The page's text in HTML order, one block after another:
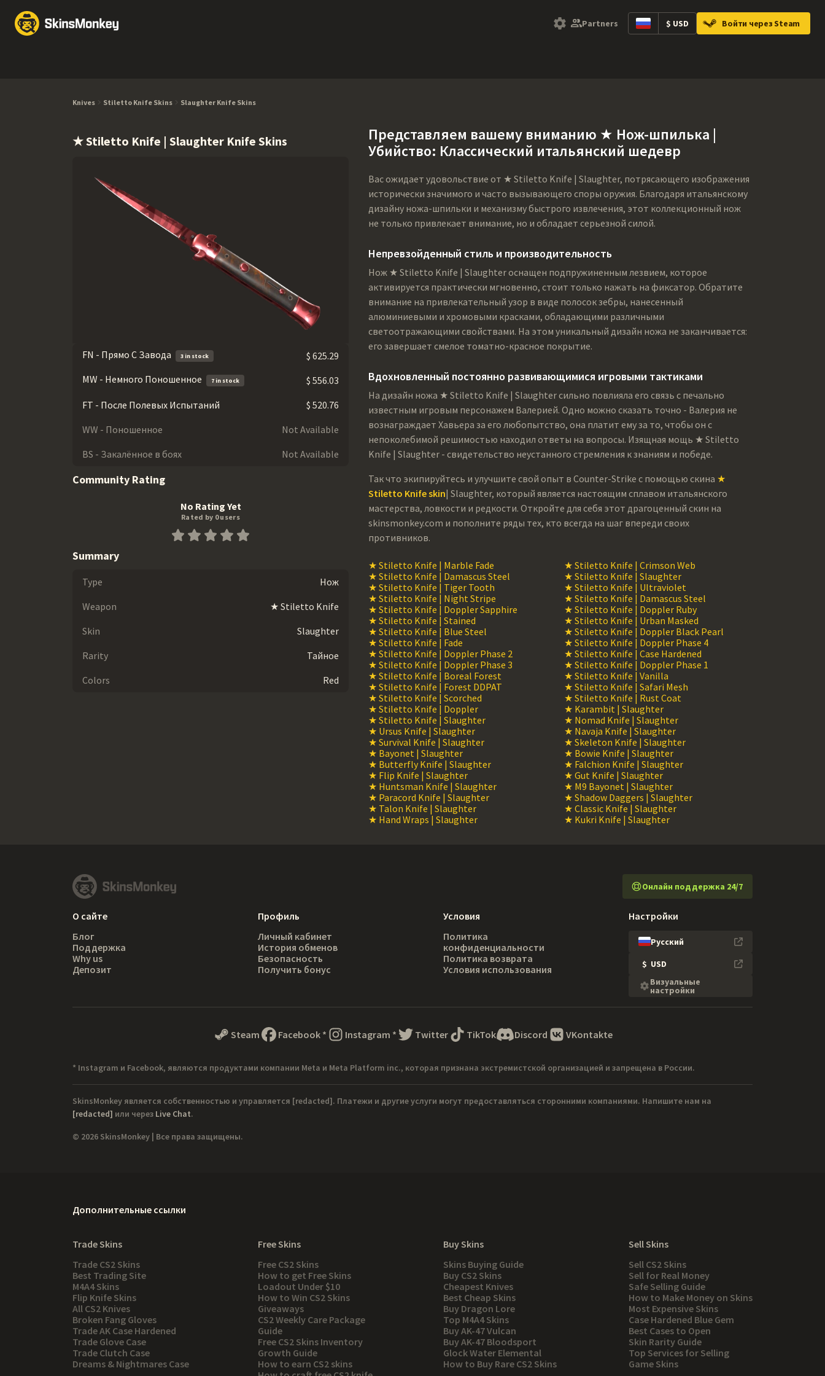
Partners $ USD Войти через Steam
Knives Stiletto Knife Skins Slaughter Knife Skins
★ Stiletto Knife | Slaughter Knife Skins
FN - Прямо С Завода 3 in stock
$ 625.29
MW - Немного Поношенное
7 in stock
$ 556.03
FT - После Полевых Испытаний
$ 520.76
WW - Поношенное
Not Available
BS - Закалённое в боях
Not Available
Community Rating
No Rating Yet
Rated by 0 users
Summary
Type
Нож
Weapon
★ Stiletto Knife
Skin
Slaughter
Rarity
Тайное
Colors
Red
Представляем вашему вниманию ★ Нож-шпилька |
Убийство: Классический итальянский шедевр
Вас ожидает удовольствие от ★ Stiletto Knife | Slaughter, потрясающего изображения
исторически значимого и часто вызывающего споры оружия. Благодаря итальянскому
дизайну ножа-шпильки и механизму быстрого извлечения, этот коллекционный нож
не только привлекает внимание, но и обладает серьезной силой.
Непревзойденный стиль и производительность
Нож ★ Stiletto Knife | Slaughter оснащен подпружиненным лезвием, которое
активируется практически мгновенно, стоит только нажать на фиксатор. Обратите
внимание на привлекательный узор в виде полосок зебры, нанесенный
алюминиевыми и хромовыми красками, обладающими различными
светоотражающими свойствами. На этом уникальный дизайн ножа не заканчивается:
его завершает смелое томатно-красное покрытие.
Вдохновленный постоянно развивающимися игровыми тактиками
На дизайн ножа ★ Stiletto Knife | Slaughter сильно повлияла его связь с печально
известным игровым персонажем Валерией. Одно можно сказать точно - Валерия не
вознаграждает Хавьера за его любопытство, она платит ему за то, чтобы он с
непоколебимой решимостью находил ответы на вопросы. Изящная мощь ★ Stiletto
Knife | Slaughter - свидетельство неустанного стремления к знаниям и победе.
Так что экипируйтесь и улучшите свой опыт в Counter-Strike с помощью скина ★
Stiletto Knife skin| Slaughter, который является настоящим сплавом итальянского
мастерства, ловкости и редкости. Откройте для себя этот драгоценный скин на
skinsmonkey.com и пополните ряды тех, кто всегда на шаг впереди своих
противников.
★ Stiletto Knife | Marble Fade
★ Stiletto Knife | Crimson Web
★ Stiletto Knife | Damascus Steel
★ Stiletto Knife | Slaughter
★ Stiletto Knife | Tiger Tooth
★ Stiletto Knife | Ultraviolet
★ Stiletto Knife | Night Stripe
★ Stiletto Knife | Damascus Steel
★ Stiletto Knife | Doppler Sapphire
★ Stiletto Knife | Doppler Ruby
★ Stiletto Knife | Stained
★ Stiletto Knife | Urban Masked
★ Stiletto Knife | Blue Steel
★ Stiletto Knife | Doppler Black Pearl
★ Stiletto Knife | Fade
★ Stiletto Knife | Doppler Phase 4
★ Stiletto Knife | Doppler Phase 2
★ Stiletto Knife | Case Hardened
★ Stiletto Knife | Doppler Phase 3
★ Stiletto Knife | Doppler Phase 1
★ Stiletto Knife | Boreal Forest
★ Stiletto Knife | Vanilla
★ Stiletto Knife | Forest DDPAT
★ Stiletto Knife | Safari Mesh
★ Stiletto Knife | Scorched
★ Stiletto Knife | Rust Coat
★ Stiletto Knife | Doppler
★ Karambit | Slaughter
★ Stiletto Knife | Slaughter
★ Nomad Knife | Slaughter
★ Ursus Knife | Slaughter
★ Navaja Knife | Slaughter
★ Survival Knife | Slaughter
★ Skeleton Knife | Slaughter
★ Bayonet | Slaughter
★ Bowie Knife | Slaughter
★ Butterfly Knife | Slaughter
★ Falchion Knife | Slaughter
★ Flip Knife | Slaughter
★ Gut Knife | Slaughter
★ Huntsman Knife | Slaughter
★ M9 Bayonet | Slaughter
★ Paracord Knife | Slaughter
★ Shadow Daggers | Slaughter
★ Talon Knife | Slaughter
★ Classic Knife | Slaughter
★ Hand Wraps | Slaughter
★ Kukri Knife | Slaughter
Онлайн поддержка 24/7
О сайте
Блог
Поддержка
Why us
Депозит
Профиль
Личный кабинет
История обменов
Безопасность
Получить бонус
Условия
Политика
конфиденциальности
Политика возврата
Условия использования
Настройки
Русский
$ USD
Визуальные
настройки
Steam Facebook * Instagram * Twitter TikTok Discord VKontakte
* Instagram и Facebook, являются продуктами компании Meta и Meta Platform inc., которая признана экстремистской организацией и запрещена в России.
SkinsMonkey является собственностью и управляется [redacted]. Платежи и другие услуги могут предоставляться сторонними компаниями. Напишите нам на
[redacted] или через Live Chat.
© 2026 SkinsMonkey | Все права защищены.
Дополнительные ссылки
Trade Skins
Trade CS2 Skins
Best Trading Site
M4A4 Skins
Flip Knife Skins
All CS2 Knives
Broken Fang Gloves
Trade AK Case Hardened
Trade Glove Case
Trade Clutch Case
Dreams & Nightmares Case
Free Skins
Free CS2 Skins
How to get Free Skins
Loadout Under $10
How to Win CS2 Skins
Giveaways
CS2 Weekly Care Package
Guide
Free CS2 Skins Inventory
Growth Guide
How to earn CS2 skins
Buy Skins
Skins Buying Guide
Buy CS2 Skins
Cheapest Knives
Best Cheap Skins
Buy Dragon Lore
Top M4A4 Skins
Buy AK-47 Vulcan
Buy AK-47 Bloodsport
Glock Water Elemental
How to Buy Rare CS2 Skins
Sell Skins
Sell CS2 Skins
Sell for Real Money
Safe Selling Guide
How to Make Money on Skins
Most Expensive Skins
Case Hardened Blue Gem
Best Cases to Open
Skin Rarity Guide
Top Services for Selling
Game Skins